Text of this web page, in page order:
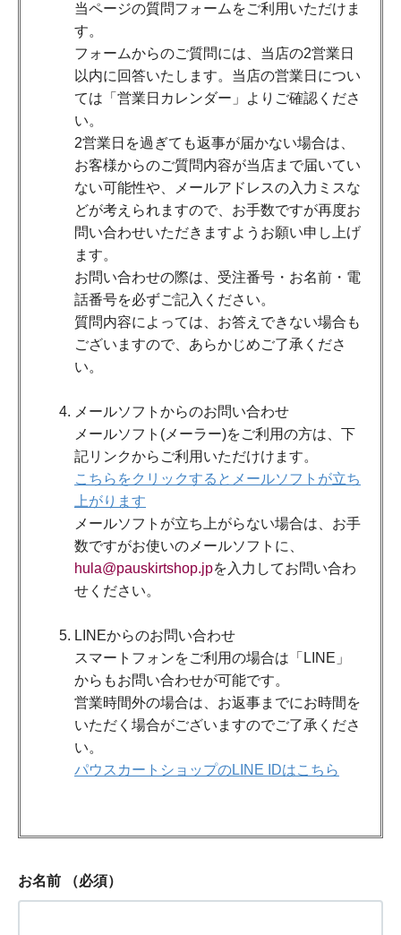
当ページの質問フォームをご利用いただけま
す。
フォームからのご質問には、当店の2営業日
以内に回答いたします。当店の営業日につい
ては「営業日カレンダー」よりご確認くださ
い。
2営業日を過ぎても返事が届かない場合は、
お客様からのご質問内容が当店まで届いてい
ない可能性や、メールアドレスの入力ミスな
どが考えられますので、お手数ですが再度お
問い合わせいただきますようお願い申し上げ
ます。
お問い合わせの際は、受注番号・お名前・電
話番号を必ずご記入ください。
質問内容によっては、お答えできない場合も
ございますので、あらかじめご了承くださ
い。
メールソフトからのお問い合わせ
メールソフト(メーラー)をご利用の方は、下
記リンクからご利用いただけけます。
こちらをクリックするとメールソフトが立ち
上がります
メールソフトが立ち上がらない場合は、お手
数ですがお使いのメールソフトに、
hula@pauskirtshop.jpを入力してお問い合わ
せください。
LINEからのお問い合わせ
スマートフォンをご利用の場合は「LINE」
からもお問い合わせが可能です。
営業時間外の場合は、お返事までにお時間を
いただく場合がございますのでご了承くださ
い。
パウスカートショップのLINE IDはこちら
お名前 （必須）